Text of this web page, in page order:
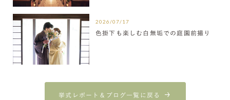
2026/07/17
色掛下も楽しむ白無垢での庭園前撮り
挙式レポート＆ブログ一覧に戻る